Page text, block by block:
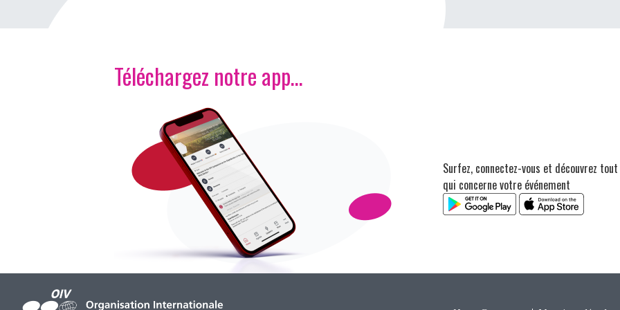
Téléchargez notre app…
Surfez, connectez-vous et découvrez
qui concerne votre événement